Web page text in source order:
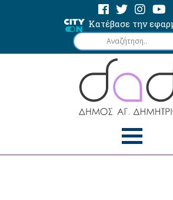
Κατέβασε την